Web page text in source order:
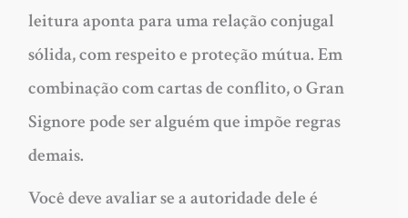
leitura aponta para uma relação conjugal
sólida, com respeito e proteção mútua. Em
combinação com cartas de conflito, o Gran
Signore pode ser alguém que impõe regras
demais.
Você deve avaliar se a autoridade dele é